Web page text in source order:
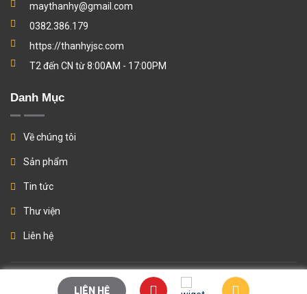
maythanhy@gmail.com
0382.386.179
https://thanhyjsc.com
T2 đến CN từ 8:00AM - 17:00PM
Danh Mục
Về chúng tôi
Sản phẩm
Tin tức
Thư viện
Liên hệ
© Copyright 2024 Thành Ý Company
All Rights Reserved.. Thiết kế
LIÊN HỆ